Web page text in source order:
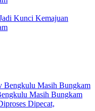
Kunci Kemajuan
Masih Bungkam